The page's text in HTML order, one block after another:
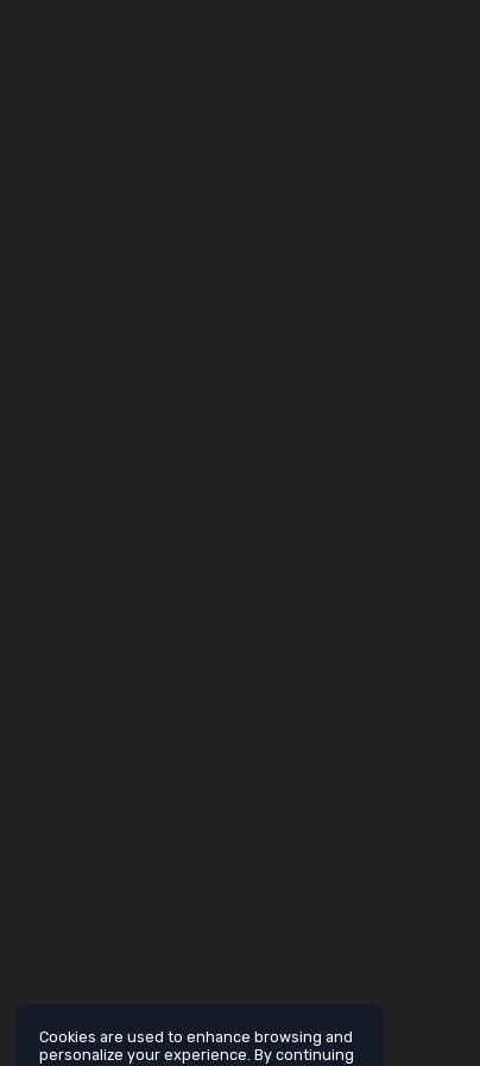
Cookies are used to enhance browsing and
personalize your experience. By continuing